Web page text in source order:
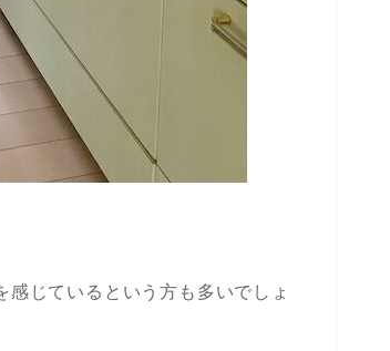
じているという方も多いでしょ